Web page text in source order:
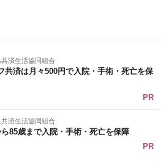
共済生活協同組合
共済は月々500円で入院・手術・死亡を保
PR
共済生活協同組合
85歳まで入院・手術・死亡を保障
PR